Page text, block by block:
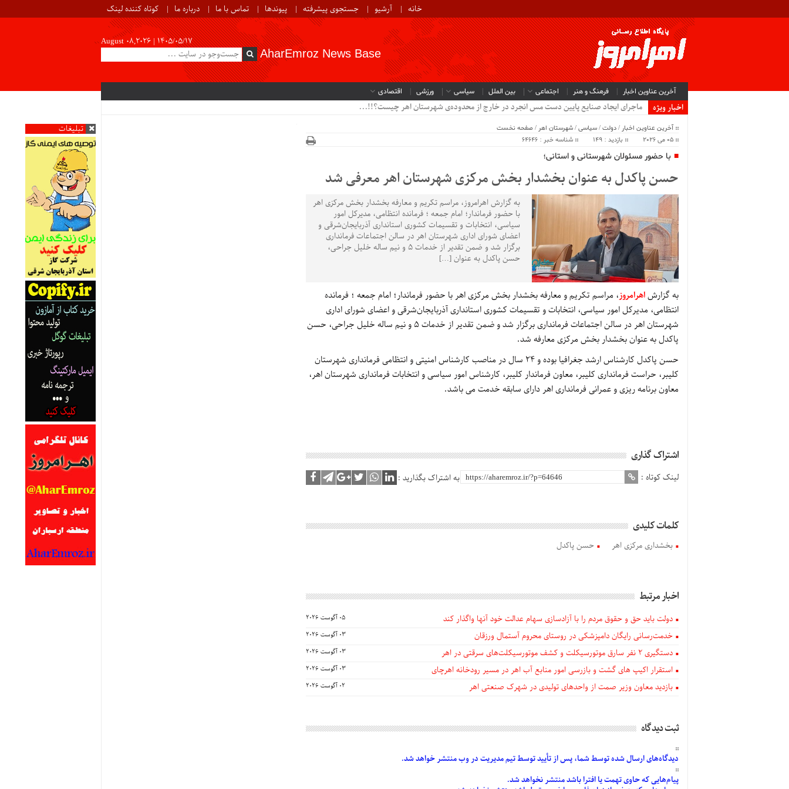
خانه آرشیو جستجوی پیشرفته پیوندها تماس با ما درباره ما کوتاه کننده لینک
August 08,2026 | ۱۴۰۵/۰۵/۱۷
AharEmroz News Base
آخرین عناوین اخبار فرهنگ و هنر اجتماعی بین الملل سیاسی ورزشی اقتصادی
اخبار ویژه
ماجرای ایجاد صنایع پایین دست مس انجرد در خارج از محدوده‌ی شهرستان اهر چیست؟!!...
تبلیغات
آخرین عناوین اخبار /دولت/سیاسی/شهرستان اهر /صفحه نخست
05 می 2026
بازدید : 149 شناسه خبر : 64646
با حضور مسئولان شهرستانی و استانی؛
حسن پاکدل به عنوان بخشدار بخش مرکزی شهرستان اهر معرفی شد
به گزارش اهرامروز، مراسم تکریم و معارفه بخشدار بخش مرکزی اهر
با حضور فرماندار؛ امام جمعه ؛ فرمانده انتظامی، مدیرکل امور
سیاسی، انتخابات و تقسیمات کشوری استانداری آذربایجان‌شرقی و
اعضای شورای اداری شهرستان اهر در سالن اجتماعات فرمانداری
برگزار شد و ضمن تقدیر از خدمات ۵ و نیم ساله خلیل جراحی،
حسن پاکدل به عنوان […]
به گزارشاهرامروز، مراسم تکریم و معارفه بخشدار بخش مرکزی اهر با حضور فرماندار؛ امام جمعه ؛ فرمانده
انتظامی، مدیرکل امور سیاسی، انتخابات و تقسیمات کشوری استانداری آذربایجان‌شرقی و اعضای شورای اداری
شهرستان اهر در سالن اجتماعات فرمانداری برگزار شد و ضمن تقدیر از خدمات ۵ و نیم ساله خلیل جراحی، حسن
پاکدل به عنوان بخشدار بخش مرکزی معارفه شد.
حسن پاکدل کارشناس ارشد جغرافیا بوده و ۲۴ سال در مناصب کارشناس امنیتی و انتظامی فرمانداری شهرستان
کلیبر، حراست فرمانداری کلیبر، معاون فرماندار کلیبر، کارشناس امور سیاسی و انتخابات فرمانداری شهرستان اهر،
معاون برنامه ریزی و عمرانی فرمانداری اهر دارای سابقه خدمت می باشد.
اشتراک گذاری
لینک کوتاه : به اشتراک بگذارید :
کلمات کلیدی
بخشداری مرکزی اهر حسن پاکدل
اخبار مرتبط
دولت باید حق و حقوق مردم را با آزادسازی سهام عدالت خود آنها واگذار کند 05 آگوست 2026
خدمت‌رسانی رایگان دامپزشکی در روستای محروم آستمال ورزقان 03 آگوست 2026
دستگيری ۲ نفر سارق موتورسیکلت و کشف موتورسیکلت‌های سرقتی در اهر 03 آگوست 2026
استقرار اکیپ های گشت و بازرسی امور منابع آب اهر در مسیر رودخانه اهرچای 03 آگوست 2026
بازدید معاون وزیر صمت از واحدهای تولیدی در شهرک صنعتی اهر 02 آگوست 2026
ثبت دیدگاه
دیدگاه‌هایارسالشدهتوسط شما، پس از تأییدتوسط تیم مدیریت در وب منتشر خواهد شد.
پیام‌هاییکه حاوی تهمت یا افترا باشد منتشر نخواهد شد.